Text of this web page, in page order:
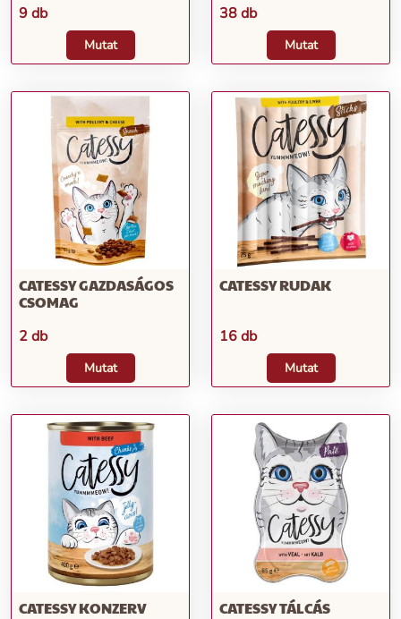
9 db
Mutat
38 db
Mutat
CATESSY GAZDASÁGOS
CSOMAG
2 db
Mutat
CATESSY RUDAK
16 db
Mutat
CATESSY KONZERV CATESSY TÁLCÁS